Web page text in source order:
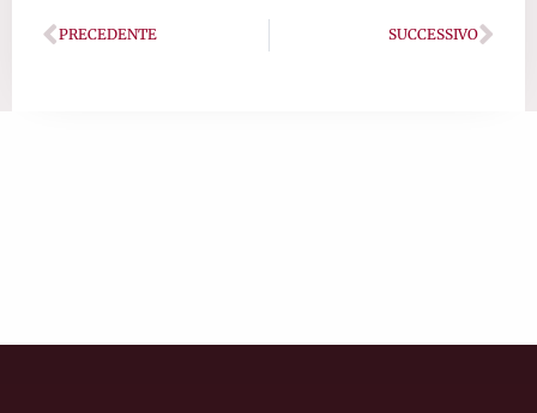
PRECEDENTE SUCCESSIVO